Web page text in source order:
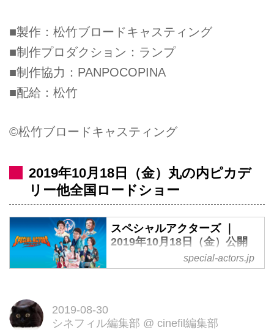
■製作：松竹ブロードキャスティング
■制作プロダクション：ランプ
■制作協力：PANPOCOPINA
■配給：松竹
©松竹ブロードキャスティング
2019年10月18日（金）丸の内ピカデ
リー他全国ロードショー
スペシャルアクターズ ｜
2019年10月18日（金）公開
『カメラを止めるな！』に続く、
special-actors.jp
2019-08-30
シネフィル編集部 @ cinefil編集部